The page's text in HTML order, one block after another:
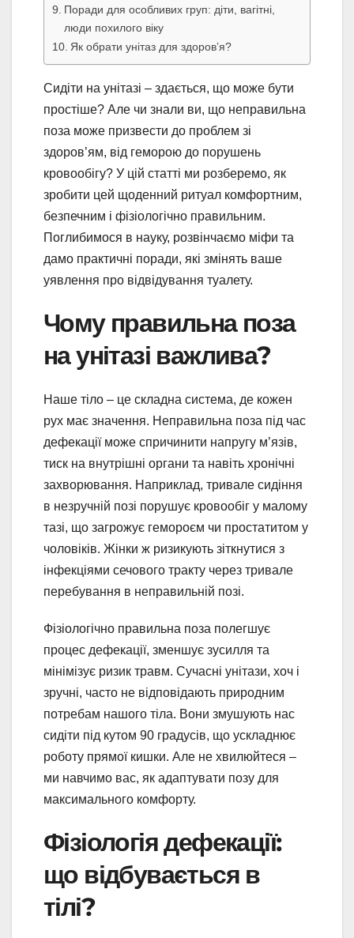
Поради для особливих груп: діти, вагітні,
люди похилого віку
Як обрати унітаз для здоров’я?
Сидіти на унітазі – здається, що може бути
простіше? Але чи знали ви, що неправильна
поза може призвести до проблем зі
здоров’ям, від геморою до порушень
кровообігу? У цій статті ми розберемо, як
зробити цей щоденний ритуал комфортним,
безпечним і фізіологічно правильним.
Поглибимося в науку, розвінчаємо міфи та
дамо практичні поради, які змінять ваше
уявлення про відвідування туалету.
Чому правильна поза
на унітазі важлива?
Наше тіло – це складна система, де кожен
рух має значення. Неправильна поза під час
дефекації може спричинити напругу м’язів,
тиск на внутрішні органи та навіть хронічні
захворювання. Наприклад, тривале сидіння
в незручній позі порушує кровообіг у малому
тазі, що загрожує гемороєм чи простатитом у
чоловіків. Жінки ж ризикують зіткнутися з
інфекціями сечового тракту через тривале
перебування в неправильній позі.
Фізіологічно правильна поза полегшує
процес дефекації, зменшує зусилля та
мінімізує ризик травм. Сучасні унітази, хоч і
зручні, часто не відповідають природним
потребам нашого тіла. Вони змушують нас
сидіти під кутом 90 градусів, що ускладнює
роботу прямої кишки. Але не хвилюйтеся –
ми навчимо вас, як адаптувати позу для
максимального комфорту.
Фізіологія дефекації:
що відбувається в
тілі?